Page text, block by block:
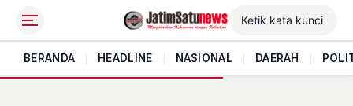
BERANDA HEADLINE NASIONAL DAERAH